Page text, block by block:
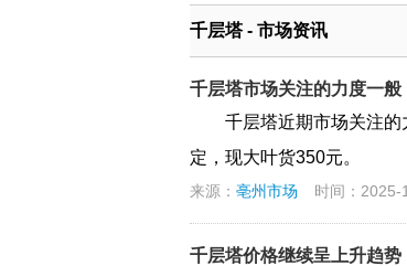
千层塔 - 市场资讯
千层塔市场关注的力度一般
千层塔近期市场关注
定，现大叶货350元。
来源： 亳州市场 时间：2025-
千层塔价格继续呈上升趋势